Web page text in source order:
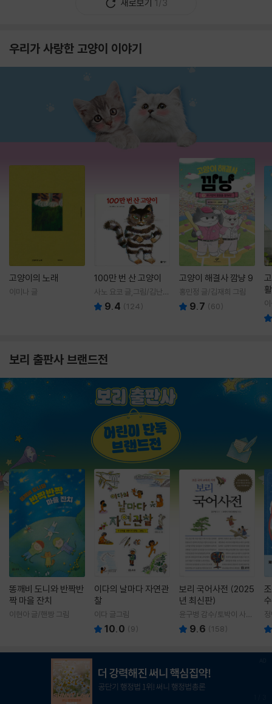
새로보기 1/3
우리가 사랑한 고양이 이야기
고양이의 노래
이미나 글
100만 번 산 고양이
사노 요코 글,그림/김난주
역 9.4 (124)
고양이 해결사 깜냥 9
홍민정 글/김재희 그림
9.7 (60)
보리 출판사 브랜드전
똥깨비 도니와 반짝반
짝 마을 잔치
이현아 글/핸짱 그림
이다의 날마다 자연관
찰
이다 글그림
10.0 (9)
보리 국어사전 (2025
년 최신판)
윤구병 감수/토박이 사전
편찬실 편
9.6 (158)